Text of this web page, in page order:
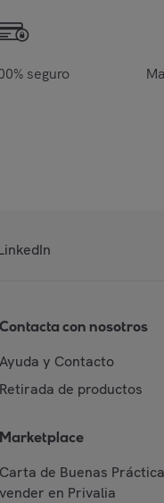
seguro
Contacta con nosotros
Ayuda y Contacto
Retirada de productos
Marketplace
Carta de Buenas
vender en Privalia